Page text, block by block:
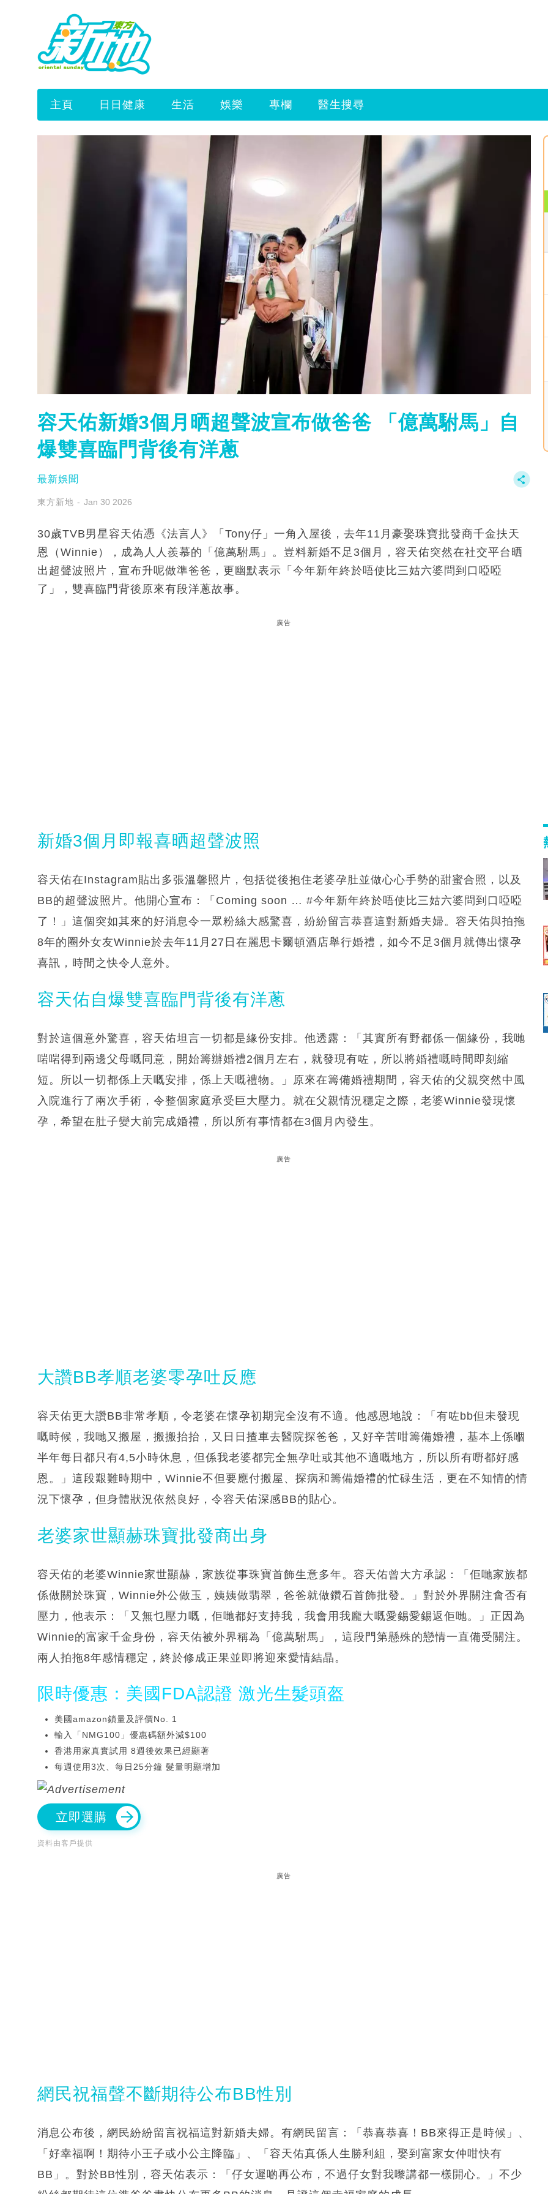
主頁 日日健康 生活 娛樂 專欄 醫生搜尋
容天佑新婚3個月晒超聲波宣布做爸爸 「億萬駙馬」自
爆雙喜臨門背後有洋蔥
最新娛聞
東方新地 Jan 30 2026
30歲TVB男星容天佑憑《法言人》「Tony仔」一角入屋後，去年11月豪娶珠寶批發商千金扶天
恩（Winnie），成為人人羨慕的「億萬駙馬」。豈料新婚不足3個月，容天佑突然在社交平台晒
出超聲波照片，宣布升呢做準爸爸，更幽默表示「今年新年終於唔使比三姑六婆問到口啞啞
了」，雙喜臨門背後原來有段洋蔥故事。
廣告
新婚3個月即報喜晒超聲波照
容天佑在Instagram貼出多張溫馨照片，包括從後抱住老婆孕肚並做心心手勢的甜蜜合照，以及
BB的超聲波照片。他開心宣布：「Coming soon … #今年新年終於唔使比三姑六婆問到口啞啞
了！」這個突如其來的好消息令一眾粉絲大感驚喜，紛紛留言恭喜這對新婚夫婦。容天佑與拍拖
8年的圈外女友Winnie於去年11月27日在麗思卡爾頓酒店舉行婚禮，如今不足3個月就傳出懷孕
喜訊，時間之快令人意外。
容天佑自爆雙喜臨門背後有洋蔥
對於這個意外驚喜，容天佑坦言一切都是緣份安排。他透露：「其實所有野都係一個緣份，我哋
啱啱得到兩邊父母嘅同意，開始籌辦婚禮2個月左右，就發現有咗，所以將婚禮嘅時間即刻縮
短。所以一切都係上天嘅安排，係上天嘅禮物。」原來在籌備婚禮期間，容天佑的父親突然中風
入院進行了兩次手術，令整個家庭承受巨大壓力。就在父親情況穩定之際，老婆Winnie發現懷
孕，希望在肚子變大前完成婚禮，所以所有事情都在3個月內發生。
廣告
大讚BB孝順老婆零孕吐反應
容天佑更大讚BB非常孝順，令老婆在懷孕初期完全沒有不適。他感恩地說：「有咗bb但未發現
嘅時候，我哋又搬屋，搬搬抬抬，又日日揸車去醫院探爸爸，又好辛苦咁籌備婚禮，基本上係嗰
半年每日都只有4,5小時休息，但係我老婆都完全無孕吐或其他不適嘅地方，所以所有嘢都好感
恩。」這段艱難時期中，Winnie不但要應付搬屋、探病和籌備婚禮的忙碌生活，更在不知情的情
況下懷孕，但身體狀況依然良好，令容天佑深感BB的貼心。
老婆家世顯赫珠寶批發商出身
容天佑的老婆Winnie家世顯赫，家族從事珠寶首飾生意多年。容天佑曾大方承認：「佢哋家族都
係做關於珠寶，Winnie外公做玉，姨姨做翡翠，爸爸就做鑽石首飾批發。」對於外界關注會否有
壓力，他表示：「又無乜壓力嘅，佢哋都好支持我，我會用我龐大嘅愛錫愛錫返佢哋。」正因為
Winnie的富家千金身份，容天佑被外界稱為「億萬駙馬」，這段門第懸殊的戀情一直備受關注。
兩人拍拖8年感情穩定，終於修成正果並即將迎來愛情結晶。
限時優惠：美國FDA認證 激光生髮頭盔
美國amazon鎖量及評價No. 1
輸入「NMG100」優惠碼額外減$100
香港用家真實試用 8週後效果已經顯著
每週使用3次、每日25分鐘 髮量明顯增加
立即選購
資料由客戶提供
廣告
網民祝福聲不斷期待公布BB性別
消息公布後，網民紛紛留言祝福這對新婚夫婦。有網民留言：「恭喜恭喜！BB來得正是時候」、
「好幸福啊！期待小王子或小公主降臨」、「容天佑真係人生勝利組，娶到富家女仲咁快有
BB」。對於BB性別，容天佑表示：「仔女遲啲再公布，不過仔女對我嚟講都一樣開心。」不少